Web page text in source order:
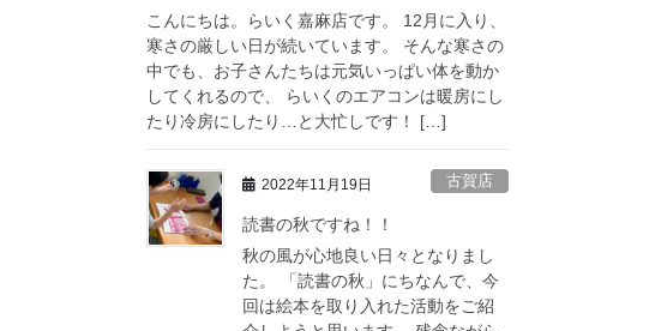
こんにちは。らいく嘉麻店です。 12月に入り、
寒さの厳しい日が続いています。 そんな寒さの
中でも、お子さんたちは元気いっぱい体を動か
してくれるので、 らいくのエアコンは暖房にし
たり冷房にしたり…と大忙しです！ […]
2022年11月19日 古賀店
読書の秋ですね！！
秋の風が心地良い日々となりまし
た。 「読書の秋」にちなんで、今
回は絵本を取り入れた活動をご紹